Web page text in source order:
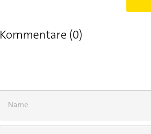
Kommentare (0)
Name